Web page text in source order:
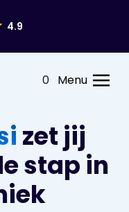
4.9
0 Menu
zet jij
stap in